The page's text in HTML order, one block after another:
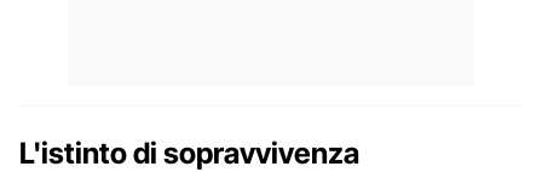
L'istinto di sopravvivenza